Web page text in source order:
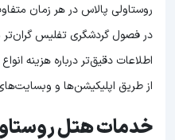
روستاولی پالاس در هر زمان
در فصول گردشگری تفلیس
اطلاعات دقیق‌تر درباره هزینه
از طریق اپلیکیشن‌ها و
خدمات هتل